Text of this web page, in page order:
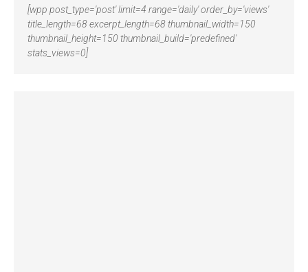
[wpp post_type='post' limit=4 range='daily' order_by='views'
title_length=68 excerpt_length=68 thumbnail_width=150
thumbnail_height=150 thumbnail_build='predefined'
stats_views=0]